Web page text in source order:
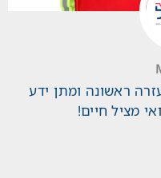
ראשונה ומתן ידע
מציל חיים!